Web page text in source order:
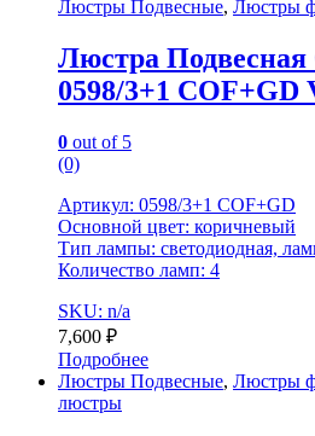
Люстры Подвесные, Люстры
Люстра
0598/3+1 COF+GD
0 out of 5
(0)
Артикул: 0598/3+1 COF+GD
Основной цвет: коричневый
Тип лампы: светодиодная,
Количество ламп: 4
SKU: n/a
7,600 ₽
Подробнее
Люстры Подвесные, Люстры
люстры